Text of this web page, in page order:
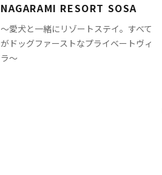
NAGARAMI RESORT SOSA
～愛犬と一緒にリゾートステイ。すべて
がドッグファーストなプライベートヴィ
ラ～